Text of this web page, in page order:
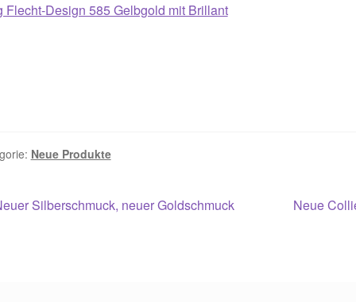
Flecht-Design 585 Gelbgold mit Brillant
Neue Produkte
Silberschmuck, neuer Goldschmuck
Nächster
Neue